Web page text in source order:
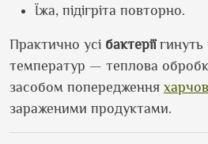
Їжа, підігріта повторно.
Практично усі бактеріїгинуть
температур — теплова
засобом попередження
зараженими продуктами.